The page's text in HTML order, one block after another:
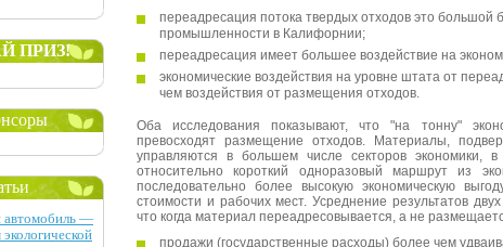
переадресация потока твердых отходов это большой
промышленности в Калифорнии;
переадресация имеет большее воздействие на
экономические воздействия на уровне штата от
чем воздействия от размещения отходов.
Оба исследования показывают, что "на тонну"
превосходят размещение отходов. Материалы,
управляются в большем числе секторов экономики,
относительно короткий одноразовый маршрут из
последовательно более высокую экономическую
стоимости и рабочих мест. Усреднение результатов
что когда материал переадресовывается, а не
продажи (государственные расходы) более чем
ПРИЗ!
автомобиль —